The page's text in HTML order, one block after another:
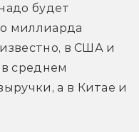
будет
миллиарда
в США и
среднем
а в Китае и